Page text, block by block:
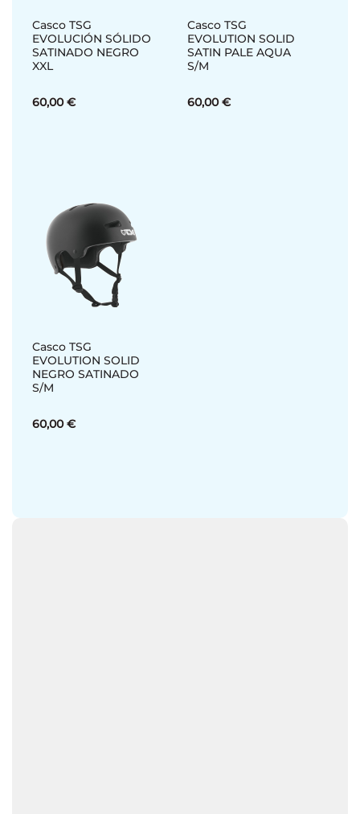
Casco TSG
EVOLUCIÓN SÓLIDO
SATINADO NEGRO
XXL
60,00 €
Casco TSG
EVOLUTION SOLID
SATIN PALE AQUA
S/M
60,00 €
Casco TSG
EVOLUTION SOLID
NEGRO SATINADO
S/M
60,00 €